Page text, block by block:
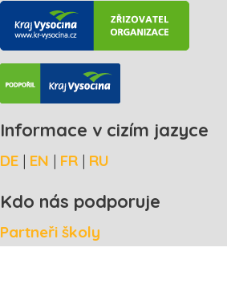
Informace v cizím jazyce
DE | EN | FR | RU
Kdo nás podporuje
Partneři školy